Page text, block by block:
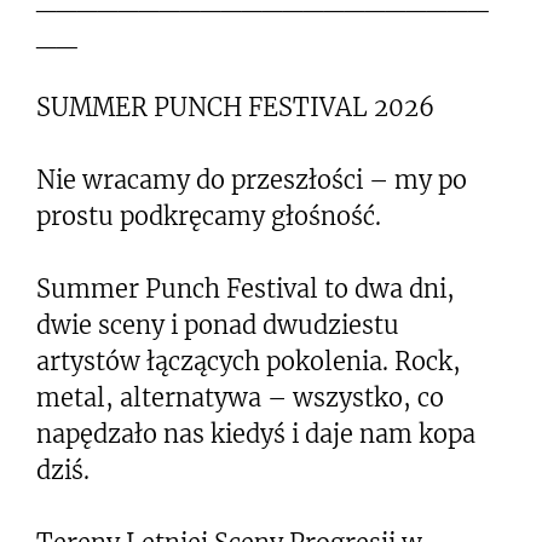
SUMMER PUNCH FESTIVAL 2026
Nie wracamy do przeszłości – my po
prostu podkręcamy głośność.
Summer Punch Festival to dwa dni,
dwie sceny i ponad dwudziestu
artystów łączących pokolenia. Rock,
metal, alternatywa – wszystko, co
napędzało nas kiedyś i daje nam kopa
dziś.